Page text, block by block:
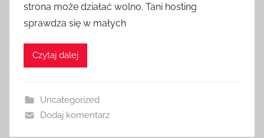
strona może działać wolno. Tani hosting
sprawdza się w małych
Czytaj dalej
Uncategorized
Dodaj komentarz